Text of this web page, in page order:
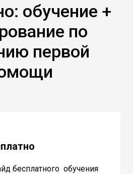
обучение +
по
первой
бесплатного обучения